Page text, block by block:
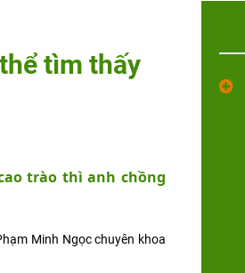
tìm thấy
trào thì anh chồng
Minh Ngọc chuyên khoa